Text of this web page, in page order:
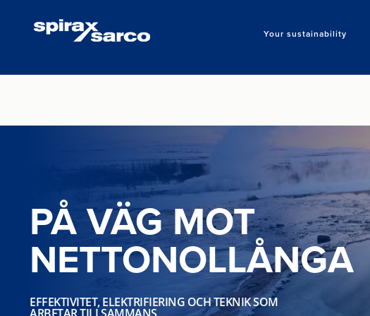
Your sustainability
PÅ VÄG MOT
NETTONOLLÅNGA
EFFEKTIVITET, ELEKTRIFIERING OCH TEKNIK SOM